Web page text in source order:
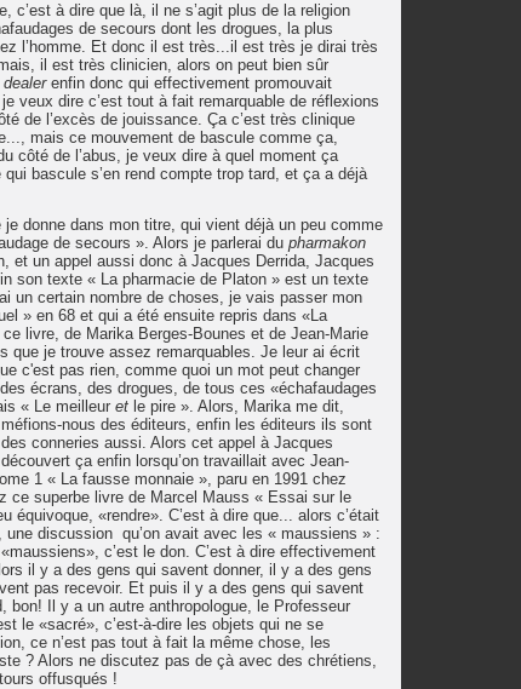
à dire que là, il ne s’agit plus de la religion
de secours dont les drogues, la plus
l’homme. Et donc il est très...il est très je dirai très
il est très clinicien, alors on peut bien sûr
dealerenfin donc qui effectivement promouvait
veux dire c’est tout à fait remarquable de réflexions
de l’excès de jouissance. Ça c’est très clinique
mais ce mouvement de bascule comme ça,
côté de l’abus, je veux dire à quel moment ça
bascule s’en rend compte trop tard, et ça a déjà
je donne dans mon titre, qui vient déjà un peu comme
de secours ». Alors je parlerai du pharmakon
et un appel aussi donc à Jacques Derrida, Jacques
son texte « La pharmacie de Platon » est un texte
un certain nombre de choses, je vais passer mon
» en 68 et qui a été ensuite repris dans «La
livre, de Marika Berges-Bounes et de Jean-Marie
que je trouve assez remarquables. Je leur ai écrit
c'est pas rien, comme quoi un mot peut changer
écrans, des drogues, de tous ces «échafaudages
« Le meilleur et le pire ». Alors, Marika me dit,
nous des éditeurs, enfin les éditeurs ils sont
conneries aussi. Alors cet appel à Jacques
ça enfin lorsqu’on travaillait avec Jean-
1 « La fausse monnaie », paru en 1991 chez
ce superbe livre de Marcel Mauss « Essai sur le
«rendre». C’est à dire que... alors c’était
discussion qu’on avait avec les « maussiens » :
c’est le don. C’est à dire effectivement
il y a des gens qui savent donner, il y a des gens
pas recevoir. Et puis il y a des gens qui savent
Il y a un autre anthropologue, le Professeur
le «sacré», c’est-à-dire les objets qui ne se
ce n’est pas tout à fait la même chose, les
? Alors ne discutez pas de çà avec des chrétiens,
offusqués !